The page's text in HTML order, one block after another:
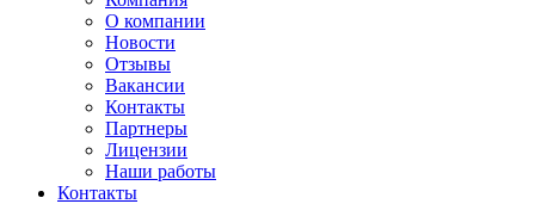
О компании
Новости
Отзывы
Вакансии
Контакты
Партнеры
Лицензии
Наши работы
Контакты